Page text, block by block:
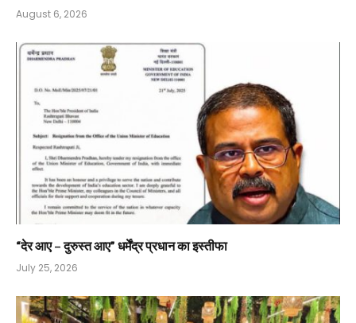
August 6, 2026
“देर आए – दुरुस्त आए” धर्मेंद्र प्रधान का इस्तीफा
July 25, 2026